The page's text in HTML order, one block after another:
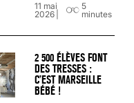
11 mai
2026
5
minutes
2 500 ÉLÈVES FONT
DES TRESSES :
C’EST MARSEILLE
BÉBÉ !SCANNER, IRM,